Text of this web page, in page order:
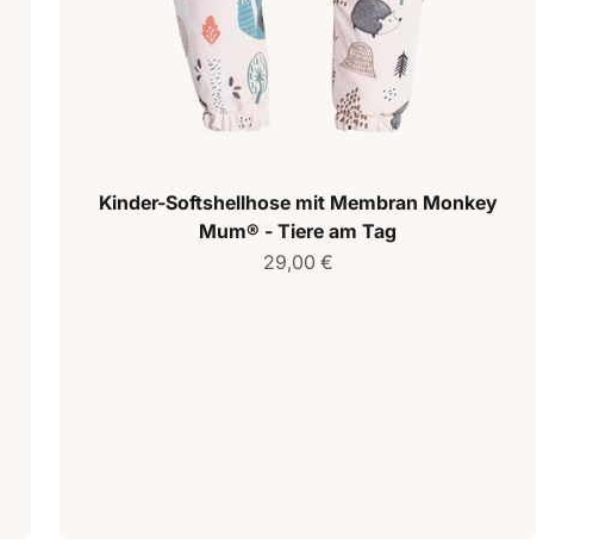
Kinder-Softshellhose mit Membran Monkey
Mum® - Tiere am Tag
Verkaufspreis
29,00 €